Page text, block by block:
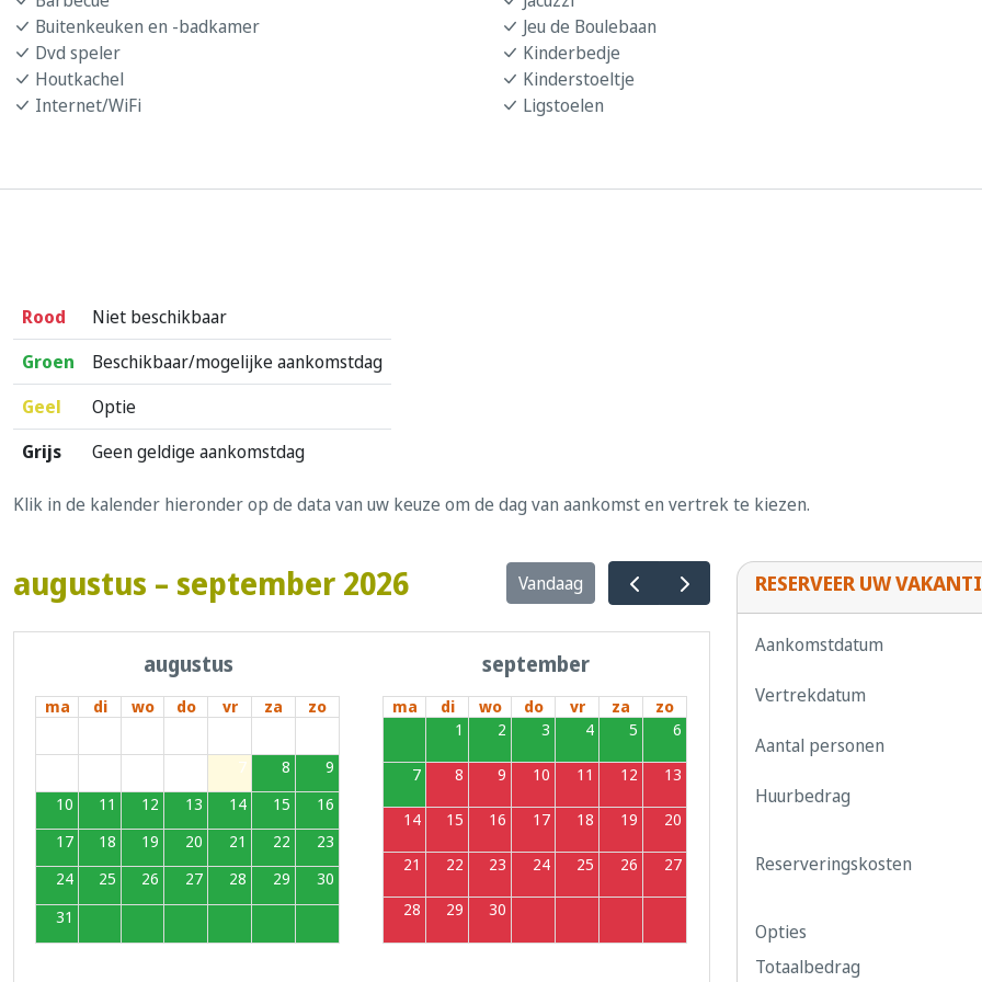
Buitenkeuken en -badkamer
Dvd speler
Houtkachel
Internet/WiFi
Jeu de Boulebaan
Kinderbedje
Kinderstoeltje
Ligstoelen
Rood
Niet beschikbaar
Groen
Beschikbaar/mogelijke aankomstdag
Geel
Optie
Grijs
Geen geldige aankomstdag
Klik in de kalender hieronder op de data van uw keuze om de dag van aankomst en vertrek te kiezen.
augustus – september 2026 Vandaag
augustus
ma di wo do vr za
zo
7 8
9
10
11 12 13 14 15
16
17
18 19 20 21 22
23
24
25 26 27 28 29
30
31
september
ma di wo do vr za
zo
1 2 3 4 5 6
7 8 9 10 11 12 13
14 15 16 17 18 19 20
21 22 23 24 25 26 27
28 29 30
RESERVEER UW
Aankomstdatum
Vertrekdatum
Aantal personen
Huurbedrag
Reserveringskosten
Opties
Totaalbedrag